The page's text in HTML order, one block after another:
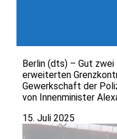
Berlin (dts) – Gut
erweiterten
Gewerkschaft der
von Innenminister
15. Juli 2025